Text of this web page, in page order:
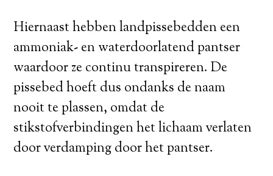
Hiernaast hebben landpissebedden een
ammoniak- en waterdoorlatend pantser
waardoor ze continu transpireren. De
pissebed hoeft dus ondanks de naam
nooit te plassen, omdat de
stikstofverbindingen het lichaam verlaten
door verdamping door het pantser.